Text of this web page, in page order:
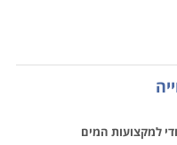
לחלות. לכן, יש צורך
במיוחד וידעו לקחת
הבריכה.
למקצועות המים